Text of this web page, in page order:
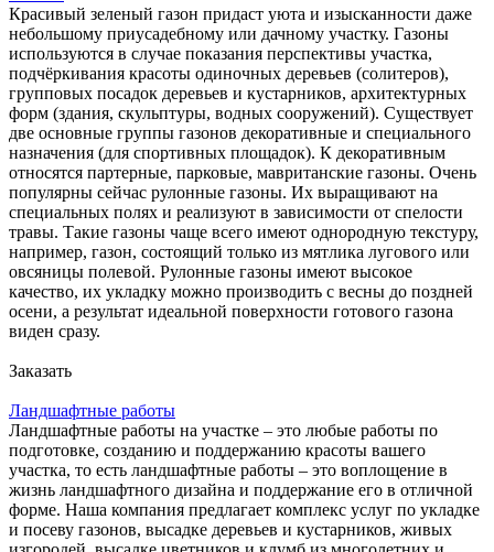
Красивый зеленый газон придаст уюта и изысканности даже
небольшому приусадебному или дачному участку. Газоны
используются в случае показания перспективы участка,
подчёркивания красоты одиночных деревьев (солитеров),
групповых посадок деревьев и кустарников, архитектурных
форм (здания, скульптуры, водных сооружений). Существует
две основные группы газонов декоративные и специального
назначения (для спортивных площадок). К декоративным
относятся партерные, парковые, мавританские газоны. Очень
популярны сейчас рулонные газоны. Их выращивают на
специальных полях и реализуют в зависимости от спелости
травы. Такие газоны чаще всего имеют однородную текстуру,
например, газон, состоящий только из мятлика лугового или
овсяницы полевой. Рулонные газоны имеют высокое
качество, их укладку можно производить с весны до поздней
осени, а результат идеальной поверхности готового газона
виден сразу.
Заказать
Ландшафтные работы
Ландшафтные работы на участке – это любые работы по
подготовке, созданию и поддержанию красоты вашего
участка, то есть ландшафтные работы – это воплощение в
жизнь ландшафтного дизайна и поддержание его в отличной
форме. Наша компания предлагает комплекс услуг по укладке
и посеву газонов, высадке деревьев и кустарников, живых